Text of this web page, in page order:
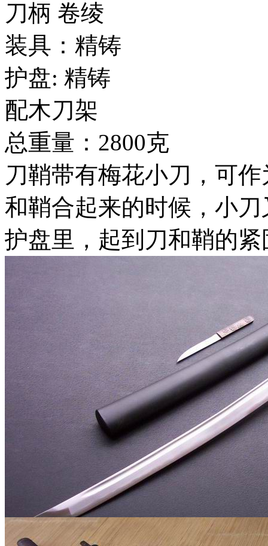
刀柄 卷绫
装具：精铸
护盘: 精铸
配木刀架
总重量：2800克
刀鞘带有梅花小刀，可
和鞘合起来的时候，小
护盘里，起到刀和鞘的